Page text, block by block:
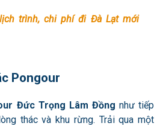
trình, chi phí đi Đà Lạt mới
Pongour
Đức Trọng Lâm Đồng như tiếp
thác và khu rừng. Trải qua một